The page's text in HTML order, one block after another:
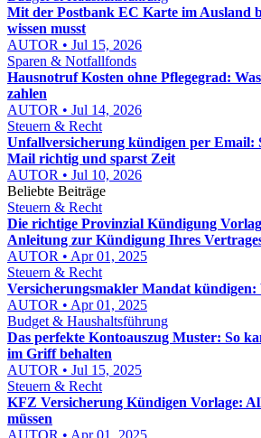
Mit der Postbank EC Karte im Ausland
wissen musst
AUTOR • Jul 15, 2026
Sparen & Notfallfonds
Hausnotruf Kosten ohne Pflegegrad:
zahlen
AUTOR • Jul 14, 2026
Steuern & Recht
Unfallversicherung kündigen per Email:
Mail richtig und sparst Zeit
AUTOR • Jul 10, 2026
Beliebte Beiträge
Steuern & Recht
Die richtige Provinzial Kündigung
Anleitung zur Kündigung Ihres
AUTOR • Apr 01, 2025
Steuern & Recht
Versicherungsmakler Mandat
AUTOR • Apr 01, 2025
Budget & Haushaltsführung
Das perfekte Kontoauszug Muster: So
im Griff behalten
AUTOR • Jul 15, 2025
Steuern & Recht
KFZ Versicherung Kündigen Vorlage:
müssen
AUTOR • Apr 01, 2025